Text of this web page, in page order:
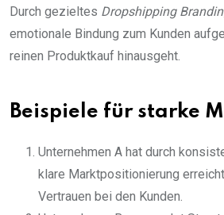
Durch gezieltes Dropshipping
emotionale Bindung zum Kunden
reinen Produktkauf hinausgeht.
Beispiele für starke
Unternehmen A hat durch
klare Marktpositionierung
Vertrauen bei den Kunden.